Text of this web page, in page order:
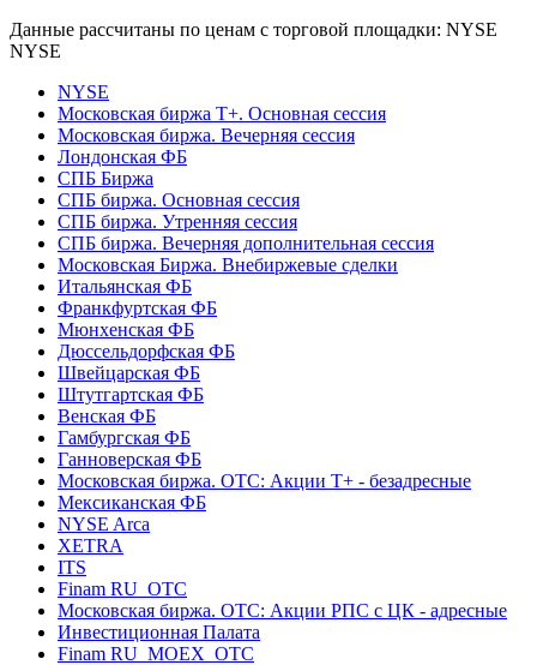
Данные рассчитаны по ценам с торговой площадки: NYSE
NYSE
NYSE
Московская биржа Т+. Основная сессия
Московская биржа. Вечерняя сессия
Лондонская ФБ
СПБ Биржа
СПБ биржа. Основная сессия
СПБ биржа. Утренняя сессия
СПБ биржа. Вечерняя дополнительная сессия
Московская Биржа. Внебиржевые сделки
Итальянская ФБ
Франкфуртская ФБ
Мюнхенская ФБ
Дюссельдорфская ФБ
Швейцарская ФБ
Штутгартская ФБ
Венская ФБ
Гамбургская ФБ
Ганноверская ФБ
Московская биржа. OTC: Акции T+ - безадресные
Мексиканская ФБ
NYSE Arca
XETRA
ITS
Finam RU_OTC
Московская биржа. OTC: Акции РПС с ЦК - адресные
Инвестиционная Палата
Finam RU_MOEX_OTC